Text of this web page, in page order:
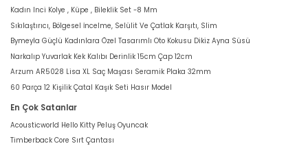
Kadın Inci Kolye , Küpe , Bileklik Set -8 Mm
Sıkılaştırıcı, Bölgesel İncelme, Selülit Ve Çatlak Karşıtı, Slim
Bymeyla Güçlü Kadınlara Özel Tasarımlı Oto Kokusu Dikiz Ayna Süsü
Narkalıp Yuvarlak Kek Kalıbı Derinlik 15cm Çap 12cm
Arzum AR5028 Lisa XL Saç Maşası Seramik Plaka 32mm
60 Parça 12 Kişilik Çatal Kaşık Seti Hasır Model
En Çok Satanlar
Acousticworld Hello Kitty Peluş Oyuncak
Timberback Core Sırt Çantası